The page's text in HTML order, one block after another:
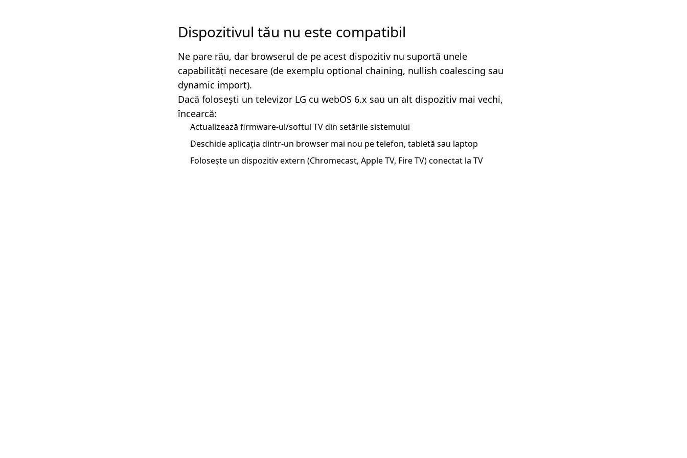
Dispozitivul tău nu este compatibil
Ne pare rău, dar browserul de pe acest dispozitiv nu suportă unele
capabilități necesare (de exemplu optional chaining, nullish coalescing sau
dynamic import).
Dacă folosești un televizor LG cu webOS 6.x sau un alt dispozitiv mai vechi,
încearcă:
Actualizează firmware-ul/softul TV din setările sistemului
Deschide aplicația dintr-un browser mai nou pe telefon, tabletă sau laptop
Folosește un dispozitiv extern (Chromecast, Apple TV, Fire TV) conectat la TV